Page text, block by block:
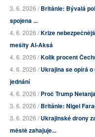
3. 6. 2026 /Británie: Bývalá
spojena ...
4. 6. 2026 /Krize
mešity Al-Aksá
4. 6. 2026 /Kolik procent
4. 6. 2026 /Ukrajina se opírá
jednání
4. 6. 2026 /Proč Trump
3. 6. 2026 /Británie: Nigel
3. 6. 2026 /Ukrajinské drony
městě zahajuje...